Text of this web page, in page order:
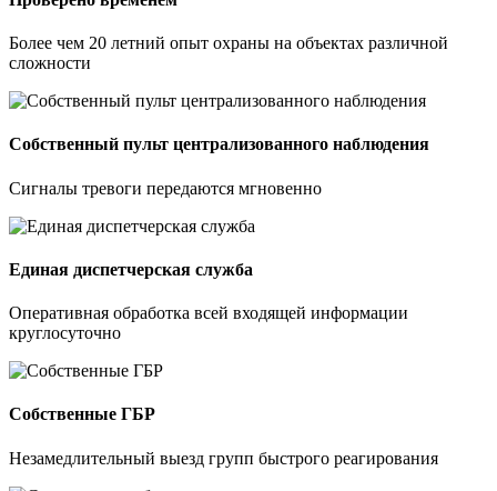
Более чем 20 летний опыт охраны на объектах различной
сложности
Собственный пульт централизованного наблюдения
Сигналы тревоги передаются мгновенно
Единая диспетчерская служба
Оперативная обработка всей входящей информации
круглосуточно
Собственные ГБР
Незамедлительный выезд групп быстрого реагирования